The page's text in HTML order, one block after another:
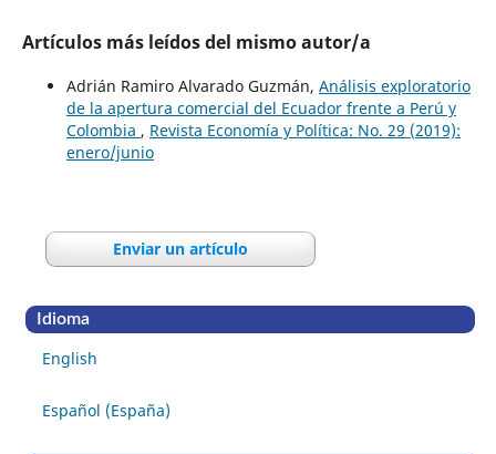
Artículos más leídos del mismo autor/a
Adrián Ramiro Alvarado Guzmán, Análisis exploratorio
de la apertura comercial del Ecuador frente a Perú y
Colombia , Revista Economía y Política: No. 29 (2019):
enero/junio
Enviar un artículo
Idioma
English
Español (España)